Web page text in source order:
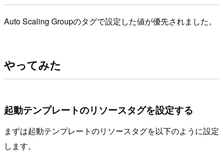
Auto Scaling Groupのタグで設定した値が優先されました。
やってみた
起動テンプレートのリソースタグを設定する
まずは起動テンプレートのリソースタグを以下のように設定
します。